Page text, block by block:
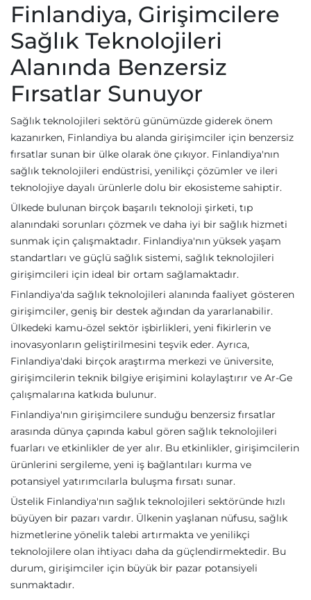
Finlandiya, Girişimcilere
Sağlık Teknolojileri
Alanında Benzersiz
Fırsatlar Sunuyor
Sağlık teknolojileri sektörü günümüzde giderek önem
kazanırken, Finlandiya bu alanda girişimciler için benzersiz
fırsatlar sunan bir ülke olarak öne çıkıyor. Finlandiya'nın
sağlık teknolojileri endüstrisi, yenilikçi çözümler ve ileri
teknolojiye dayalı ürünlerle dolu bir ekosisteme sahiptir.
Ülkede bulunan birçok başarılı teknoloji şirketi, tıp
alanındaki sorunları çözmek ve daha iyi bir sağlık hizmeti
sunmak için çalışmaktadır. Finlandiya'nın yüksek yaşam
standartları ve güçlü sağlık sistemi, sağlık teknolojileri
girişimcileri için ideal bir ortam sağlamaktadır.
Finlandiya'da sağlık teknolojileri alanında faaliyet gösteren
girişimciler, geniş bir destek ağından da yararlanabilir.
Ülkedeki kamu-özel sektör işbirlikleri, yeni fikirlerin ve
inovasyonların geliştirilmesini teşvik eder. Ayrıca,
Finlandiya'daki birçok araştırma merkezi ve üniversite,
girişimcilerin teknik bilgiye erişimini kolaylaştırır ve Ar-Ge
çalışmalarına katkıda bulunur.
Finlandiya'nın girişimcilere sunduğu benzersiz fırsatlar
arasında dünya çapında kabul gören sağlık teknolojileri
fuarları ve etkinlikler de yer alır. Bu etkinlikler, girişimcilerin
ürünlerini sergileme, yeni iş bağlantıları kurma ve
potansiyel yatırımcılarla buluşma fırsatı sunar.
Üstelik Finlandiya'nın sağlık teknolojileri sektöründe hızlı
büyüyen bir pazarı vardır. Ülkenin yaşlanan nüfusu, sağlık
hizmetlerine yönelik talebi artırmakta ve yenilikçi
teknolojilere olan ihtiyacı daha da güçlendirmektedir. Bu
durum, girişimciler için büyük bir pazar potansiyeli
sunmaktadır.